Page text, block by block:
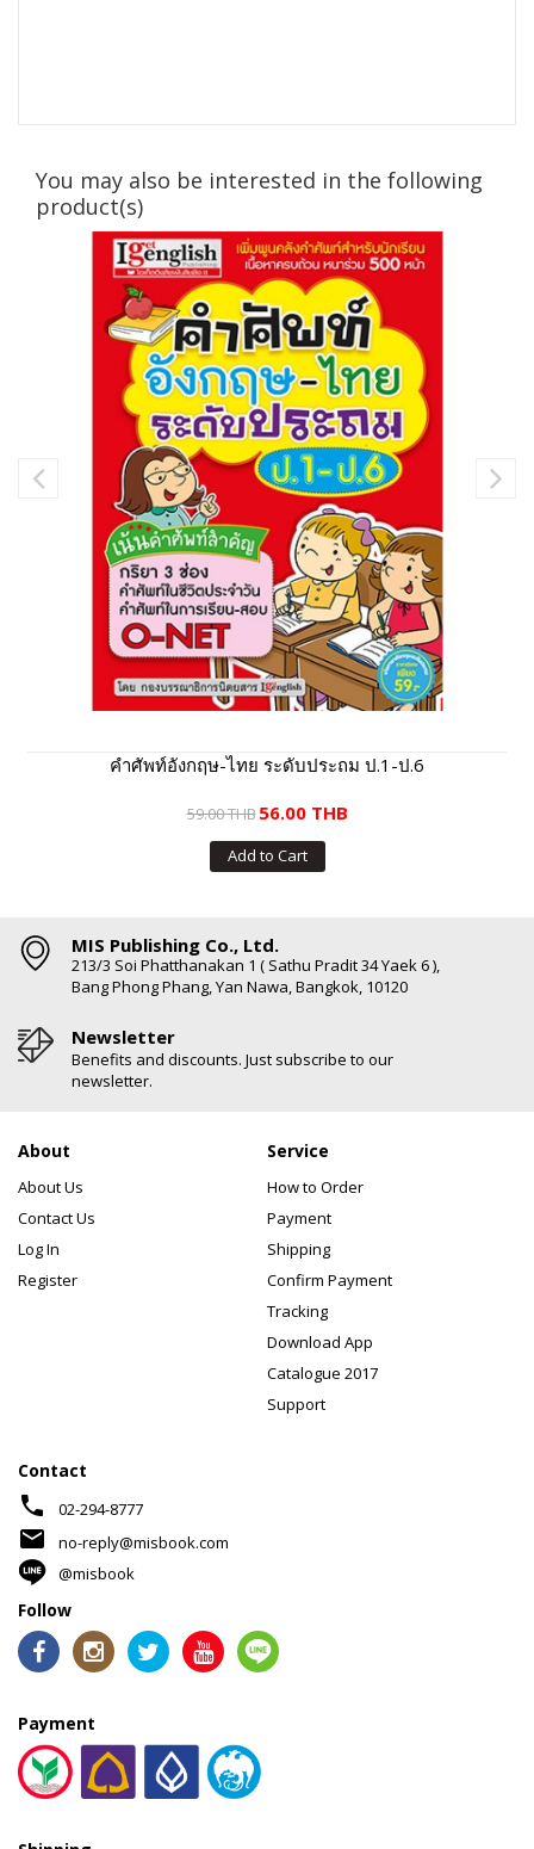
You may also be interested in the following
product(s)
คำศัพท์อังกฤษ-ไทย ระดับประถม ป.1-ป.6
59.00 THB56.00 THB
Add to Cart
MIS Publishing Co., Ltd.
213/3 Soi Phatthanakan 1 ( Sathu Pradit 34 Yaek 6 ),
Bang Phong Phang, Yan Nawa, Bangkok, 10120
Newsletter
Benefits and discounts. Just subscribe to our
newsletter.
About
About Us
Contact Us
Log In
Register
Service
How to Order
Payment
Shipping
Confirm Payment
Tracking
Download App
Catalogue 2017
Support
Contact
phone 02-294-8777
mail
no-reply@misbook.com
@misbook
Follow
Payment